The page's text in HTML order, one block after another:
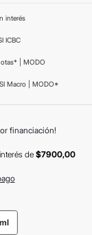
interés
ICBC
| MODO
Macro | MODO*
financiación!
de $7900,00